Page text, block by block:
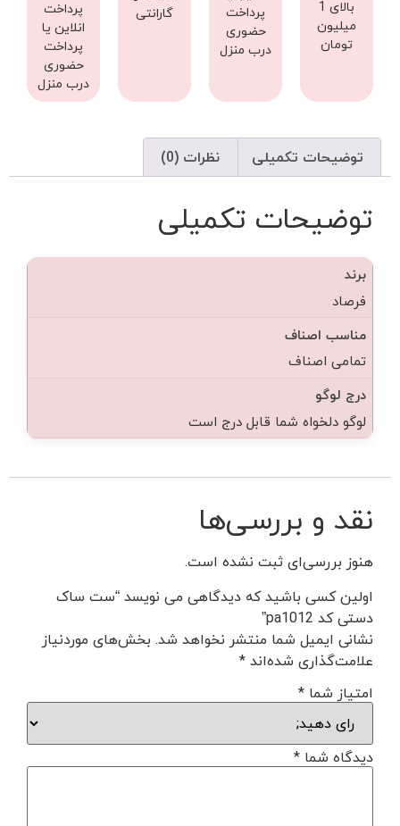
بالای 1
میلیون
تومان
پرداخت
حضوری
درب منزل
گارانتی
پرداخت
انلاین یا
پرداخت
حضوری
درب منزل
توضیحات تکمیلی نظرات (0)
توضیحات تکمیلی
برند
فرصاد
مناسب اصناف
تمامی اصناف
درج لوگو
لوگو دلخواه شما قابل درج است
نقد و بررسی‌ها
هنوز بررسی‌ای ثبت نشده است.
اولین کسی باشید که دیدگاهی می نویسد “ست ساک
دستی کد pa1012”
نشانی ایمیل شما منتشر نخواهد شد. بخش‌های موردنیاز
علامت‌گذاری شده‌اند*
امتیاز شما *
دیدگاه شما *